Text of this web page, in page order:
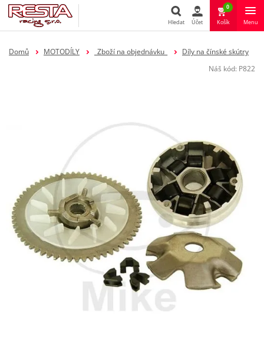
Hledat
Hledat Účet
0
Košík Menu
Domů MOTODÍLY _Zboží na objednávku_
Díly na čínské skútry
Náš kód: P822